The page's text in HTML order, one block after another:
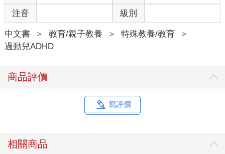
注音 級別
中文書 ＞ 教育/親子教養 ＞ 特殊教養/教育
＞
過動兒ADHD
商品評價
寫評價
相關商品